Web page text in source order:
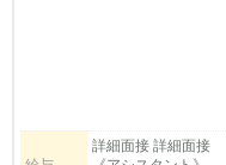
・アシスタント詳細面接 詳細面接